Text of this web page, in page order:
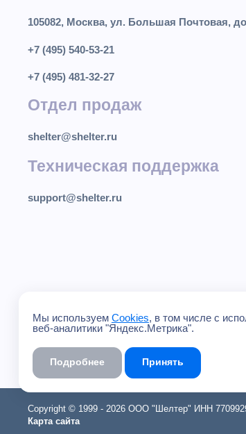
105082, Москва, ул. Большая Почтовая,
+7 (495) 540-53-21
+7 (495) 481-32-27
Отдел продаж
shelter@shelter.ru
Техническая поддержка
support@shelter.ru
Copyright © 1999 - 2026 ООО "Шелтер" ИНН
Карта сайта
Мы используем Cookies, в том числе с
веб-аналитики "Яндекс.Метрика".
Подробнее Принять